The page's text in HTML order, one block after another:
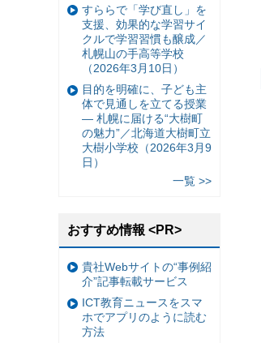
すららで「学び直し」を
支援、効果的な学習サイ
クルで学習習慣も醸成／
札幌山の手高等学校
（2026年3月10日）
目的を明確に、子ども主
体で見通しを立てる授業
— 札幌に届ける“大樹町
の魅力”／北海道大樹町立
大樹小学校（2026年3月9
日）
一覧 >>
おすすめ情報 <PR>
貴社Webサイトの“事例紹
介”記事転載サービス
ICT教育ニュースをスマ
ホでアプリのように読む
方法